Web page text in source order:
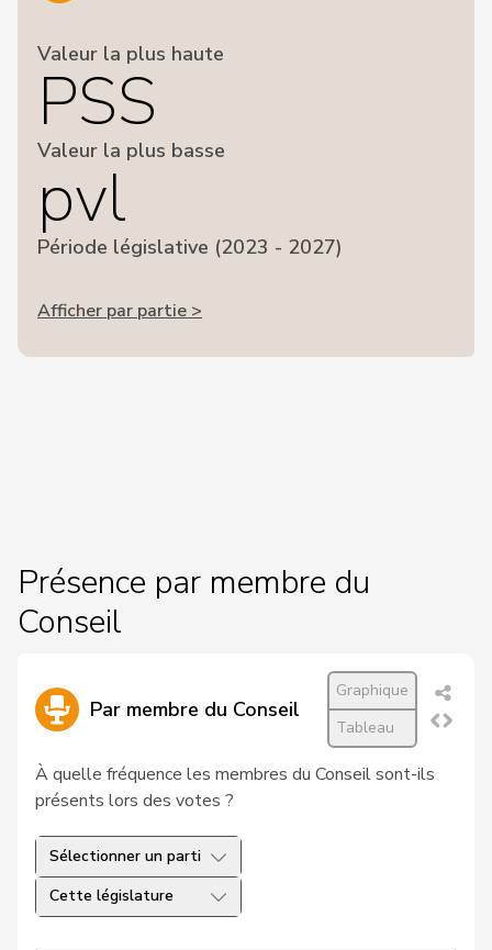
Valeur la plus haute
PSS
Valeur la plus basse
pvl
Période législative (2023 - 2027)
Afficher par partie >
Présence par membre du
Conseil
Par membre du Conseil
Graphique
Tableau
À quelle fréquence les membres du Conseil sont-ils
présents lors des votes ?
Sélectionner un parti
Cette législature